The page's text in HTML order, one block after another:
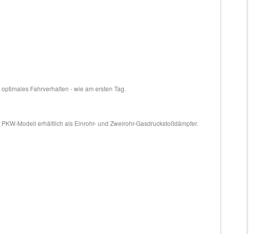
Fahrverhalten - wie am ersten Tag.
Modell erhältlich als Einrohr- und Zweirohr-Gasdruckstoßdämpfer.